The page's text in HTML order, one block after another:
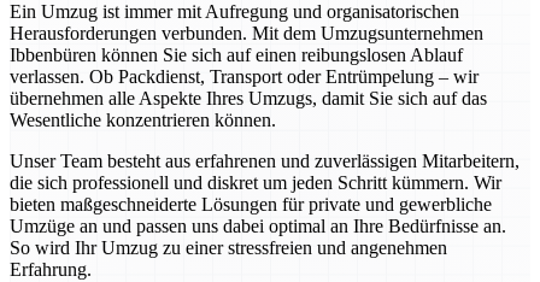
Ein Umzug ist immer mit Aufregung und organisatorischen
Herausforderungen verbunden. Mit dem Umzugsunternehmen
Ibbenbüren können Sie sich auf einen reibungslosen Ablauf
verlassen. Ob Packdienst, Transport oder Entrümpelung – wir
übernehmen alle Aspekte Ihres Umzugs, damit Sie sich auf das
Wesentliche konzentrieren können.
Unser Team besteht aus erfahrenen und zuverlässigen Mitarbeitern,
die sich professionell und diskret um jeden Schritt kümmern. Wir
bieten maßgeschneiderte Lösungen für private und gewerbliche
Umzüge an und passen uns dabei optimal an Ihre Bedürfnisse an.
So wird Ihr Umzug zu einer stressfreien und angenehmen
Erfahrung.